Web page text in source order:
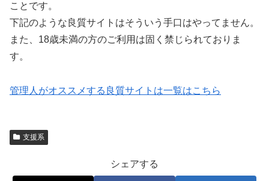
ことです。
下記のような良質サイトはそういう手口はやってません。
また、18歳未満の方のご利用は固く禁じられておりま
す。
管理人がオススメする良質サイトは一覧はこちら
支援系
シェアする